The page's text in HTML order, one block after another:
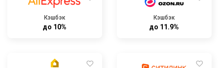
Кэшбэк
до 10%
Кэшбэк
до 11.9%